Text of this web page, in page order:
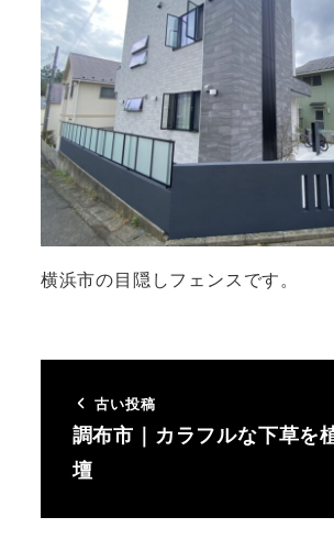
横浜市の目隠しフェンスです。
古い投稿
調布市｜カラフルな下草を
壇